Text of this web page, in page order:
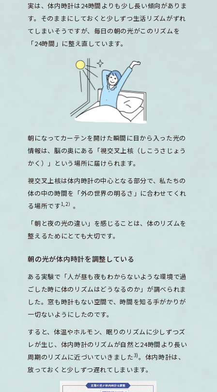
実は、体内時計は24時間よりも少し長い傾向がありま
す。そのままにしておくと少しずつ生活リズムがずれ
てしまいそうですが、毎日の朝の光がこのリズムを
「24時間」に整え直しています。
朝になってカーテンを開けた瞬間に目から入った光の
情報は、脳の奥にある「視交叉上核（しこうさじょう
かく）」という場所に届けられます。
視交叉上核は体内時計の中心となる部分で、私たちの
体の中の時間を「外の世界の明るさ」に合わせてくれ
る場所です1,2） 。
「朝と夜の光の違い」を感じることは、体のリズムを
整えるためにとても大切です。
朝の光が体内時計を調整している
ある実験で「人が昼も夜もわからないような環境で過
ごした時に体のリズムはどうなるのか」が調べられま
した。窓も時計もない空間で、時間を知る手がかりが
一切ないようにしたのです。
すると、体温やホルモン、眠りのリズムに少しずつズ
レが生じ、体内時計のリズムが自然と24時間より長い
周期のリズムに近づいていきました3)。体内時計は、
放っておくと少しずつ遅れてしまいます。